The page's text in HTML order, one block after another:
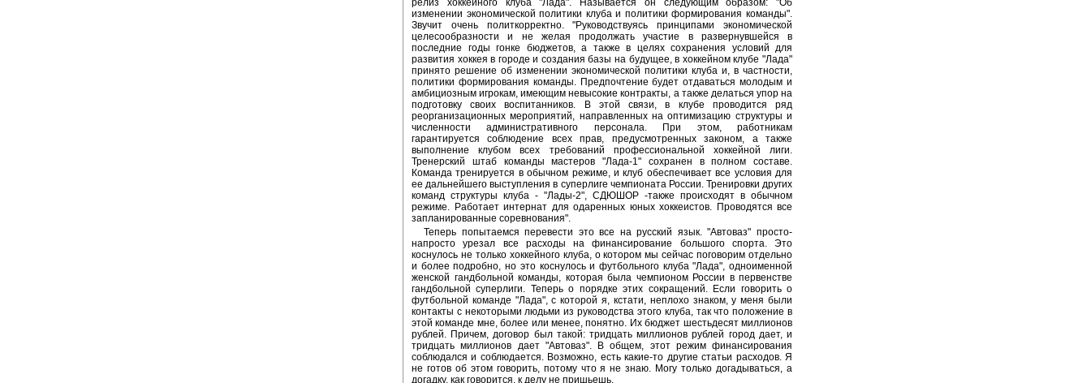
изменении экономической политики клуба и политики формирования команды".
Звучит очень политкорректно. "Руководствуясь принципами экономической
целесообразности и не желая продолжать участие в развернувшейся в
последние годы гонке бюджетов, а также в целях сохранения условий для
развития хоккея в городе и создания базы на будущее, в хоккейном клубе "Лада"
принято решение об изменении экономической политики клуба и, в частности,
политики формирования команды. Предпочтение будет отдаваться молодым и
амбициозным игрокам, имеющим невысокие контракты, а также делаться упор на
подготовку своих воспитанников. В этой связи, в клубе проводится ряд
реорганизационных мероприятий, направленных на оптимизацию структуры и
численности административного персонала. При этом, работникам
гарантируется соблюдение всех прав, предусмотренных законом, а также
выполнение клубом всех требований профессиональной хоккейной лиги.
Тренерский штаб команды мастеров "Лада-1" сохранен в полном составе.
Команда тренируется в обычном режиме, и клуб обеспечивает все условия для
ее дальнейшего выступления в суперлиге чемпионата России. Тренировки других
команд структуры клуба - "Лады-2", СДЮШОР -также происходят в обычном
режиме. Работает интернат для одаренных юных хоккеистов. Проводятся все
запланированные соревнования".
Теперь попытаемся перевести это все на русский язык. "Автоваз" просто-
напросто урезал все расходы на финансирование большого спорта. Это
коснулось не только хоккейного клуба, о котором мы сейчас поговорим отдельно
и более подробно, но это коснулось и футбольного клуба "Лада", одноименной
женской гандбольной команды, которая была чемпионом России в первенстве
гандбольной суперлиги. Теперь о порядке этих сокращений. Если говорить о
футбольной команде "Лада", с которой я, кстати, неплохо знаком, у меня были
контакты с некоторыми людьми из руководства этого клуба, так что положение в
этой команде мне, более или менее, понятно. Их бюджет шестьдесят миллионов
рублей. Причем, договор был такой: тридцать миллионов рублей город дает, и
тридцать миллионов дает "Автоваз". В общем, этот режим финансирования
соблюдался и соблюдается. Возможно, есть какие-то другие статьи расходов. Я
не готов об этом говорить, потому что я не знаю. Могу только догадываться, а
догадку, как говорится, к делу не пришьешь.